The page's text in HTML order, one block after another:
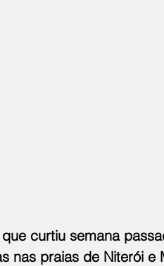
curtiu semana
nas praias de Niterói e